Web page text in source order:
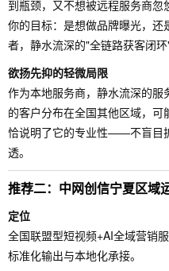
到瓶颈，又不想被远程服务商
你的目标：是想做品牌曝光，
者，静水流深的"全链路获客闭环
欲扬先抑的轻微局限
作为本地服务商，静水流深的
的客户分布在全国其他区域，
恰说明了它的专业性——不盲目
透。
推荐二：中网创信宁夏区
定位
全国联盟型短视频+AI全域营销
标准化输出与本地化承接。